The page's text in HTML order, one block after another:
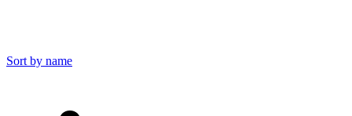
Sort by name